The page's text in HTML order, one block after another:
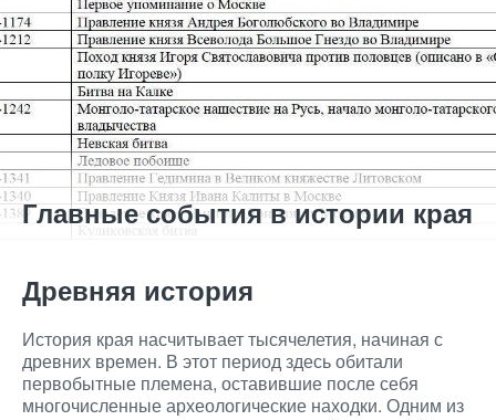
Главные события в истории края
Древняя история
История края насчитывает тысячелетия, начиная с
древних времен. В этот период здесь обитали
первобытные племена, оставившие после себя
многочисленные археологические находки. Одним из